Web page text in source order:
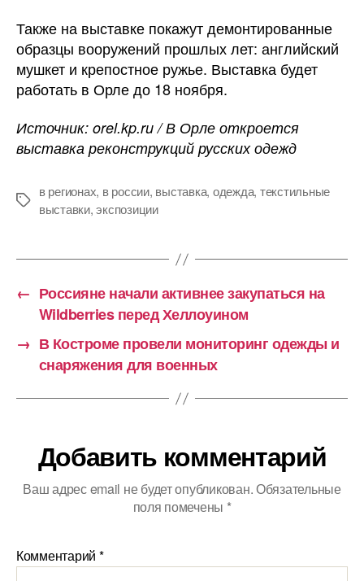
Также на выставке покажут демонтированные
образцы вооружений прошлых лет: английский
мушкет и крепостное ружье. Выставка будет
работать в Орле до 18 ноября.
Источник: orel.kp.ru / В Орле откроется
выставка реконструкций русских одежд
Метки
в регионах, в россии, выставка, одежда, текстильные
выставки,экспозиции
← Россияне начали активнее закупаться на
Wildberries перед Хеллоуином
→ В Костроме провели мониторинг одежды и
снаряжения для военных
Добавить комментарий
Ваш адрес email не будет опубликован.Обязательные
поля помечены *
Комментарий *